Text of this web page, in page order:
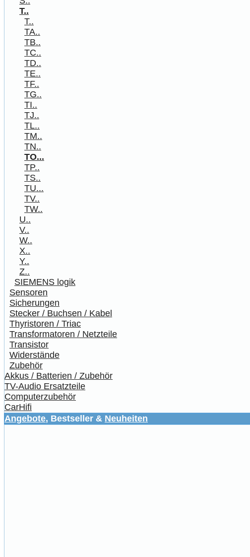
T..
T..
TA..
TB..
TC..
TD..
TE..
TF..
TG..
TI..
TJ..
TL..
TM..
TN..
TO...
TP..
TS..
TU...
TV..
TW..
U..
V..
W..
X..
Y..
Z..
SIEMENS logik
Sensoren
Sicherungen
Stecker / Buchsen / Kabel
Thyristoren / Triac
Transformatoren / Netzteile
Transistor
Widerstände
Zubehör
Akkus / Batterien / Zubehör
TV-Audio Ersatzteile
Computerzubehör
CarHifi
Angebote, Bestseller & Neuheiten